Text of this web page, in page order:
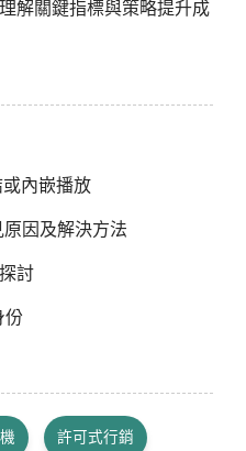
解關鍵指標與策略提升成
內嵌播放
因及解決方法
討
份
許可式行銷